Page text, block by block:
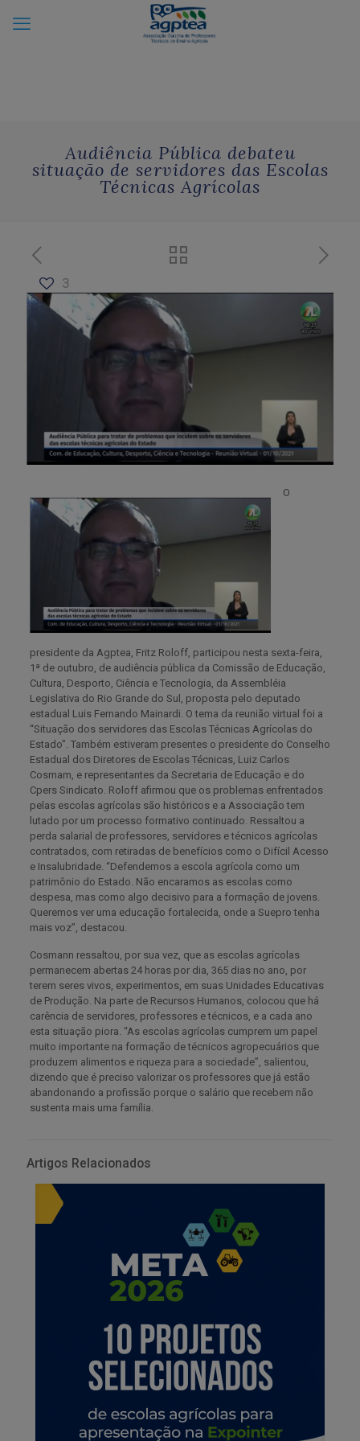
Audiência Pública debateu
situação de servidores das Escolas
Técnicas Agrícolas
3
O
presidente da Agptea, Fritz Roloff, participou nesta sexta-feira,
1ª de outubro, de audiência pública da Comissão de Educação,
Cultura, Desporto, Ciência e Tecnologia, da Assembléia
Legislativa do Rio Grande do Sul, proposta pelo deputado
estadual Luis Fernando Mainardi. O tema da reunião virtual foi a
“Situação dos servidores das Escolas Técnicas Agrícolas do
Estado”. Também estiveram presentes o presidente do Conselho
Estadual dos Diretores de Escolas Técnicas, Luiz Carlos
Cosmam, e representantes da Secretaria de Educação e do
Cpers Sindicato. Roloff afirmou que os problemas enfrentados
pelas escolas agrícolas são históricos e a Associação tem
lutado por um processo formativo continuado. Ressaltou a
perda salarial de professores, servidores e técnicos agrícolas
contratados, com retiradas de benefícios como o Difícil Acesso
e Insalubridade. “Defendemos a escola agrícola como um
patrimônio do Estado. Não encaramos as escolas como
despesa, mas como algo decisivo para a formação de jovens.
Queremos ver uma educação fortalecida, onde a Suepro tenha
mais voz”, destacou.
Cosmann ressaltou, por sua vez, que as escolas agrícolas
permanecem abertas 24 horas por dia, 365 dias no ano, por
terem seres vivos, experimentos, em suas Unidades Educativas
de Produção. Na parte de Recursos Humanos, colocou que há
carência de servidores, professores e técnicos, e a cada ano
esta situação piora. “As escolas agrícolas cumprem um papel
muito importante na formação de técnicos agropecuários que
produzem alimentos e riqueza para a sociedade”, salientou,
dizendo que é preciso valorizar os professores que já estão
abandonando a profissão porque o salário que recebem não
sustenta mais uma família.
Artigos Relacionados